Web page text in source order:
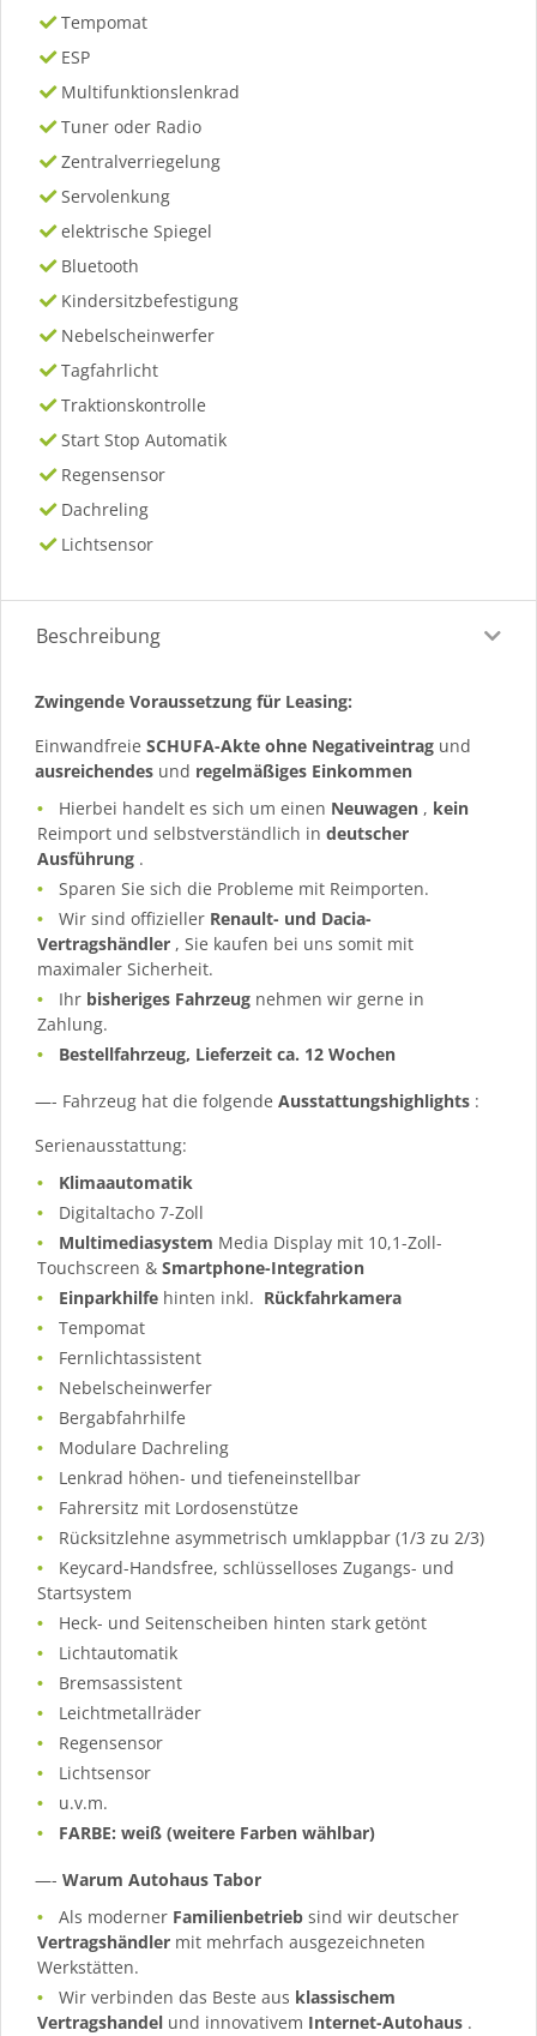
Tempomat
ESP
Multifunktionslenkrad
Tuner oder Radio
Zentralverriegelung
Servolenkung
elektrische Spiegel
Bluetooth
Kindersitzbefestigung
Nebelscheinwerfer
Tagfahrlicht
Traktionskontrolle
Start Stop Automatik
Regensensor
Dachreling
Lichtsensor
Beschreibung
Zwingende Voraussetzung für Leasing:
Einwandfreie SCHUFA-Akte ohne Negativeintrag und
ausreichendes und regelmäßiges Einkommen
Hierbei handelt es sich um einen Neuwagen , kein
Reimport und selbstverständlich in deutscher
Ausführung .
Sparen Sie sich die Probleme mit Reimporten.
Wir sind offizieller Renault- und Dacia-
Vertragshändler , Sie kaufen bei uns somit mit
maximaler Sicherheit.
Ihr bisheriges Fahrzeug nehmen wir gerne in
Zahlung.
Bestellfahrzeug, Lieferzeit ca. 12 Wochen
—- Fahrzeug hat die folgende Ausstattungshighlights :
Serienausstattung:
Klimaautomatik
Digitaltacho 7-Zoll
Multimediasystem Media Display mit 10,1-Zoll-
Touchscreen & Smartphone-Integration
Einparkhilfe hinten inkl. Rückfahrkamera
Tempomat
Fernlichtassistent
Nebelscheinwerfer
Bergabfahrhilfe
Modulare Dachreling
Lenkrad höhen- und tiefeneinstellbar
Fahrersitz mit Lordosenstütze
Rücksitzlehne asymmetrisch umklappbar (1/3 zu 2/3)
Keycard-Handsfree, schlüsselloses Zugangs- und
Startsystem
Heck- und Seitenscheiben hinten stark getönt
Lichtautomatik
Bremsassistent
Leichtmetallräder
Regensensor
Lichtsensor
u.v.m.
FARBE: weiß (weitere Farben wählbar)
—- Warum Autohaus Tabor
Als moderner Familienbetrieb sind wir deutscher
Vertragshändler mit mehrfach ausgezeichneten
Werkstätten.
Wir verbinden das Beste aus klassischem
Vertragshandel und innovativem Internet-Autohaus .